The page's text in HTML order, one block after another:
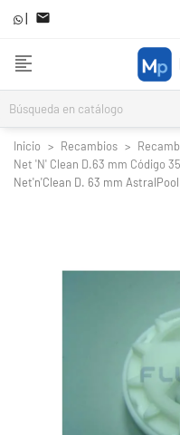
| 
format_align_left
Inicio Recambios
Net 'N' Clean D.63 mm Código
Net'n'Clean D. 63 mm AstralPool